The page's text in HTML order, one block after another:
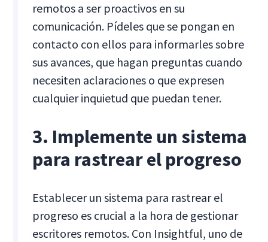
remotos a ser proactivos en su
comunicación. Pídeles que se pongan en
contacto con ellos para informarles sobre
sus avances, que hagan preguntas cuando
necesiten aclaraciones o que expresen
cualquier inquietud que puedan tener.
3. Implemente un sistema
para rastrear el progreso
Establecer un sistema para rastrear el
progreso es crucial a la hora de gestionar
escritores remotos. Con Insightful, uno de